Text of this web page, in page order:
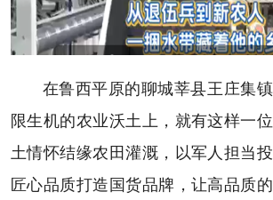
在鲁西平原的聊城莘县王庄集
限生机的农业沃土上，就有这样一
土情怀结缘农田灌溉，以军人担当
匠心品质打造国货品牌，让高品质